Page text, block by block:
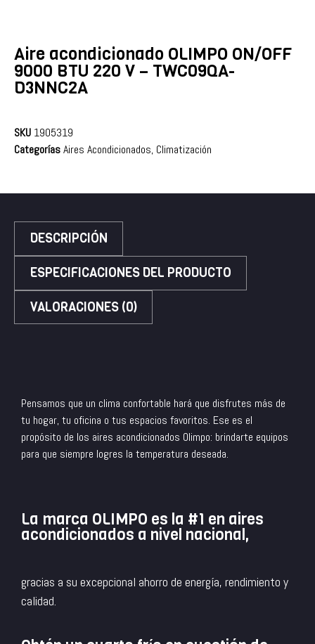
Aire acondicionado OLIMPO ON/OFF
9000 BTU 220 V – TWC09QA-
D3NNC2A
SKU 1905319
CategoríasAires Acondicionados, Climatización
DESCRIPCIÓN
ESPECIFICACIONES DEL PRODUCTO
VALORACIONES (0)
Pensamos que un clima confortable hará que disfrutes más de
tu hogar, tu oficina o tus espacios favoritos. Ese es el
propósito de los aires acondicionados Olimpo: brindarte equipos
para que siempre logres la temperatura deseada.
La marca OLIMPO es la #1 en aires
acondicionados a nivel nacional,
gracias a su excepcional ahorro de energía, rendimiento y
calidad.